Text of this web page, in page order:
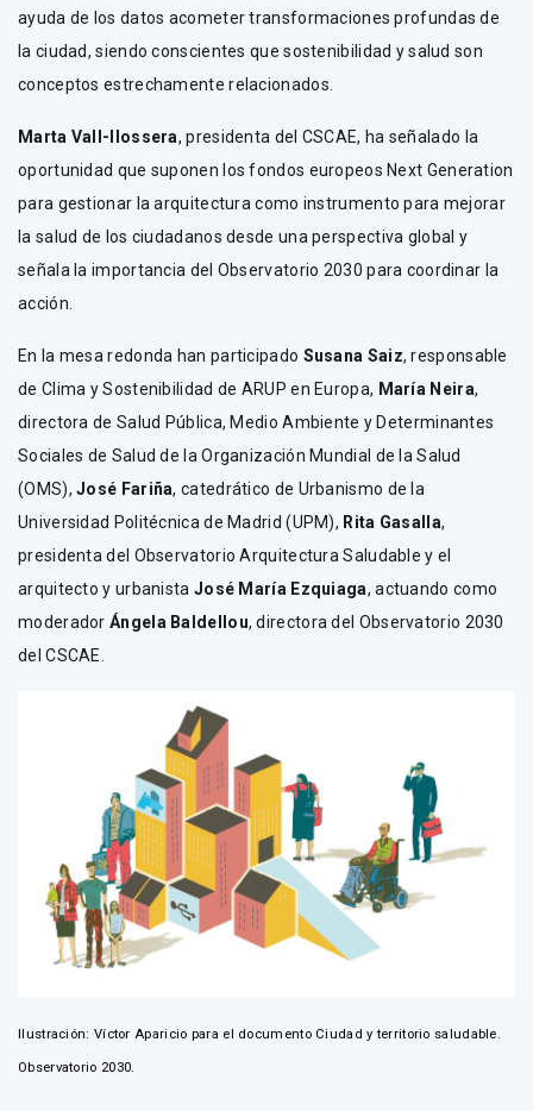
ayuda de los datos acometer transformaciones profundas de
la ciudad, siendo conscientes que sostenibilidad y salud son
conceptos estrechamente relacionados.
Marta Vall-llossera, presidenta del CSCAE, ha señalado la
oportunidad que suponen los fondos europeos Next Generation
para gestionar la arquitectura como instrumento para mejorar
la salud de los ciudadanos desde una perspectiva global y
señala la importancia del Observatorio 2030 para coordinar la
acción.
En la mesa redonda han participado Susana Saiz, responsable
de Clima y Sostenibilidad de ARUP en Europa, María Neira,
directora de Salud Pública, Medio Ambiente y Determinantes
Sociales de Salud de la Organización Mundial de la Salud
(OMS),José Fariña, catedrático de Urbanismo de la
Universidad Politécnica de Madrid (UPM), Rita Gasalla,
presidenta del Observatorio Arquitectura Saludable y el
arquitecto y urbanista José María Ezquiaga, actuando como
moderadorÁngela Baldellou, directora del Observatorio 2030
del CSCAE.
Ilustración: Víctor Aparicio para el documento Ciudad y territorio saludable.
Observatorio 2030.